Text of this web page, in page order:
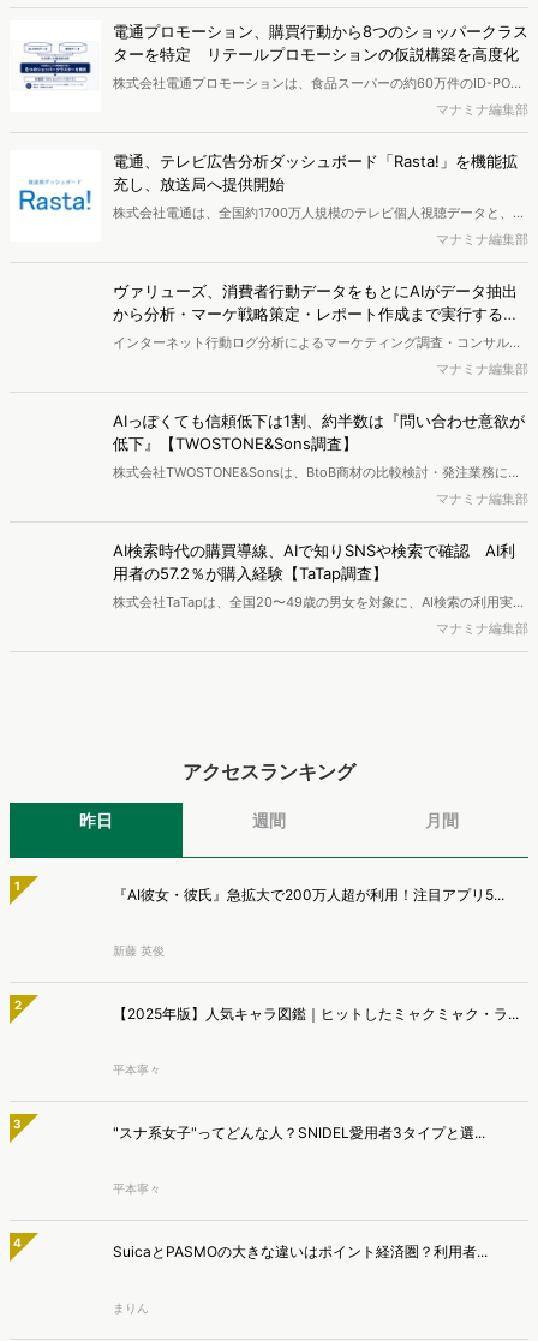
ポートとなっています。※本レポートは記事のフォームから無料でダ
ウンロードできます。
電通プロモーション、購買行動から8つのショッパークラス
ターを特定 リテールプロモーションの仮説構築を高度化
株式会社電通プロモーションは、食品スーパーの約60万件のID-POS
データと生活者の定性データをAIで分析し、購買行動の特徴に基づい
た8つのショッパークラスターを特定しました。これにより購買時点
における生活者の意識や行動背景の把握が可能となり、リテールプロ
モーションにおけるプランニングの高速化と高精度化を実現できると
いいます。
マナミナ編集部
電通、テレビ広告分析ダッシュボード「Rasta!」を機能拡
充し、放送局へ提供開始
株式会社電通は、全国約1700万人規模のテレビ個人視聴データと、独
自の大規模生活者意識調査データを掛け合わせて、テレビ広告のデー
タ集計や広告効果の分析ができるダッシュボード「Rasta!
（Resourceful Analysis System of TV Audience：ラスタ）」の機能
を拡充し、放送局への提供を開始したことを発表しました。
マナミナ編集部
ヴァリューズ、消費者行動データをもとにAIがデータ抽出
から分析・マーケ戦略策定・レポート作成まで実行する
「Dockpit AIエージェント」を提供開始
インターネット行動ログ分析によるマーケティング調査・コンサルテ
ィングサービスを提供する株式会社ヴァリューズは、国内最大規模
250万人のWeb行動ログデータを基盤としたマーケティングリサーチ
エンジン「Dockpit（ドックピット）」の新機能として、AIが市場分
析から仮説構築、レポート作成までを自律的にサポートする
「Dockpit AIエージェント」の提供を開始いたしました。
マナミナ編集部
AIっぽくても信頼低下は1割、約半数は『問い合わせ意欲が
低下』【TWOSTONE&Sons調査】
株式会社TWOSTONE&Sonsは、BtoB商材の比較検討・発注業務に携
わる担当者を対象に、コンテンツのAIっぽさに関する意識調査を実施
し、結果を公開しました。
マナミナ編集部
AI検索時代の購買導線、AIで知りSNSや検索で確認 AI利
用者の57.2％が購入経験【TaTap調査】
株式会社TaTapは、全国20〜49歳の男女を対象に、AI検索の利用実態
と、AIで知った商品をどこで確かめているかを調査し、結果を公開し
ました。
マナミナ編集部
アクセスランキング
昨日 週間 月間
1 『AI彼女・彼氏』急拡大で200万人超が利用！注目アプリ5...
新藤 英俊
2 【2025年版】人気キャラ図鑑｜ヒットしたミャクミャク・ラ...
平本寧々
3 "スナ系女子"ってどんな人？SNIDEL愛用者3タイプと選...
平本寧々
4 SuicaとPASMOの大きな違いはポイント経済圏？利用者...
まりん